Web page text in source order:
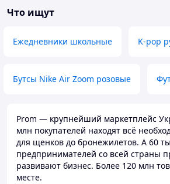
Что ищут
Ежедневники школьные K-pop
Бутсы Nike Air Zoom розовые
Prom — крупнейший маркетплейс
млн покупателей находят всё
для щенков до бронежилетов. А 60
предпринимателей со всей страны
развивают бизнес. Более 120 млн
месте.